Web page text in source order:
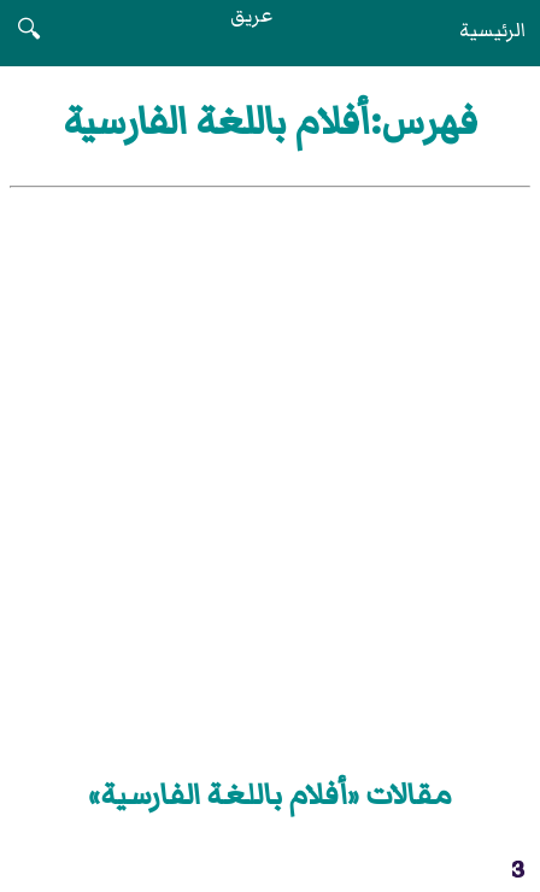
الرئيسية عريق
🔍
فهرس:أفلام باللغة الفارسية
مقالات «أفلام باللغة الفارسية»
3